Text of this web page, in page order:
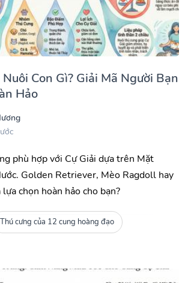
Con Gì? Giải Mã Người Bạn
Hảo
phù hợp với Cự Giải dựa trên Mặt
Golden Retriever, Mèo Ragdoll hay
chọn hoàn hảo cho bạn?
Thú cưng của 12 cung hoàng đạo